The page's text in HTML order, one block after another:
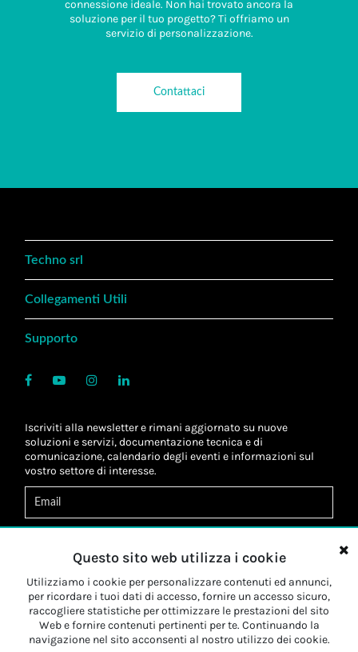
connessione ideale. Non hai trovato ancora la
soluzione per il tuo progetto? Ti offriamo un
servizio di personalizzazione.
Contattaci
Techno srl
Collegamenti Utili
Supporto
Iscriviti alla newsletter e rimani aggiornato su nuove
soluzioni e servizi, documentazione tecnica e di
comunicazione, calendario degli eventi e informazioni sul
vostro settore di interesse.
Letta l'informativa, autorizzo altrattamento dei miei dati
personali*
Letta l'informativa, autorizzo al trattamento dei miei dati
personali a fini dimarketing*
Iscriviti
Questo sito web utilizza i cookie
Utilizziamo i cookie per personalizzare contenuti ed annunci,
per ricordare i tuoi dati di accesso, fornire un accesso sicuro,
raccogliere statistiche per ottimizzare le prestazioni del sito
Web e fornire contenuti pertinenti per te. Continuando la
navigazione nel sito acconsenti al nostro utilizzo dei cookie.